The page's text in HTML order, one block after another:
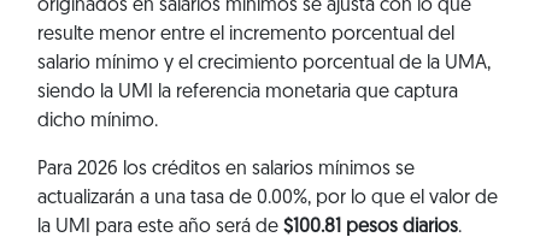
originados en salarios mínimos se ajusta con lo que
resulte menor entre el incremento porcentual del
salario mínimo y el crecimiento porcentual de la UMA,
siendo la UMI la referencia monetaria que captura
dicho mínimo.
Para 2026 los créditos en salarios mínimos se
actualizarán a una tasa de 0.00%, por lo que el valor de
la UMI para este año será de $100.81 pesos diarios.